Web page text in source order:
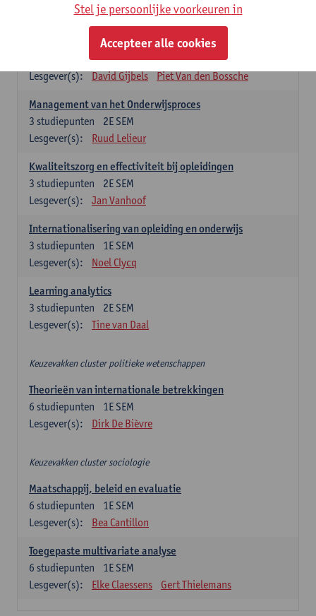
Keuzevakken cluster opleidings- en onderwijswetenschappen
Leren op de werkplek
2E SEM
studiepunten
Lesgever(s):
David Gijbels Piet Van den Bossche
Management van het Onderwijsproces
2E SEM
3 studiepunten
Lesgever(s):
Ruud Lelieur
Kwaliteitszorg en effectiviteit bij opleidingen
2E SEM
3 studiepunten
Lesgever(s):
Jan Vanhoof
Internationalisering van opleiding en onderwijs
1E SEM
3 studiepunten
Lesgever(s):
Noel Clycq
Learning analytics
2E SEM
3 studiepunten
Lesgever(s):
Tine van Daal
Keuzevakken cluster politieke wetenschappen
Theorieën van internationale betrekkingen
1E SEM
6 studiepunten
Lesgever(s):
Dirk De Bièvre
Keuzevakken cluster sociologie
Maatschappij, beleid en evaluatie
1E SEM
6 studiepunten
Lesgever(s):
Bea Cantillon
Toegepaste multivariate analyse
1E SEM
6 studiepunten
Lesgever(s):
Elke Claessens Gert Thielemans
Stel je persoonlijke voorkeuren in
Accepteer alle cookies